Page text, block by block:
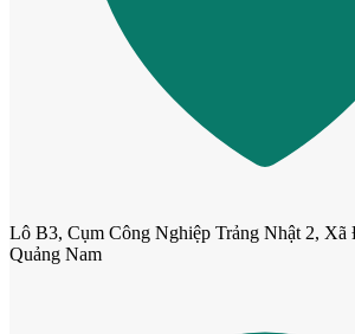
Lô B3, Cụm Công Nghiệp Trảng Nhật 2,
Quảng Nam